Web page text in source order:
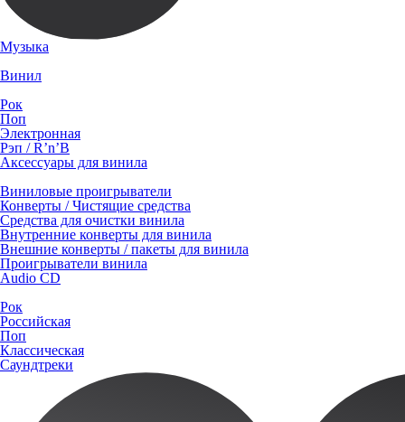
Музыка
Винил
Рок
Поп
Электронная
Рэп / R’n’B
Аксессуары для винила
Виниловые проигрыватели
Конверты / Чистящие средства
Средства для очистки винила
Внутренние конверты для винила
Внешние конверты / пакеты для винила
Проигрыватели винила
Audio CD
Рок
Российская
Поп
Классическая
Саундтреки